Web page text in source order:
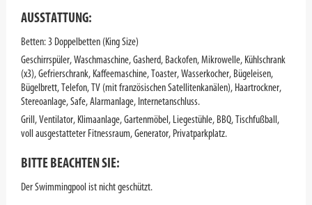
AUSSTATTUNG:
Betten: 3 Doppelbetten (King Size)
Geschirrspüler, Waschmaschine, Gasherd, Backofen, Mikrowelle, Kühlschrank
(x3), Gefrierschrank, Kaffeemaschine, Toaster, Wasserkocher, Bügeleisen,
Bügelbrett, Telefon, TV (mit französischen Satellitenkanälen), Haartrockner,
Stereoanlage, Safe, Alarmanlage, Internetanschluss.
Grill, Ventilator, Klimaanlage, Gartenmöbel, Liegestühle, BBQ, Tischfußball,
voll ausgestatteter Fitnessraum, Generator, Privatparkplatz.
BITTE BEACHTEN SIE:
Der Swimmingpool ist nicht geschützt.